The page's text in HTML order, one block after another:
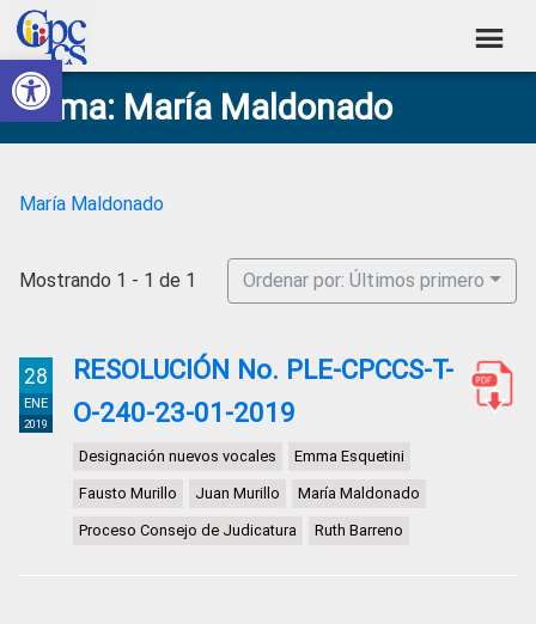
Abrir barra de herramientas
Skip
to
primary
navigation
Skip
to
main
content
Skip
to
primary
sidebar
Skip
to
footer
Consejo
de
Ciudadana
Control
Construyendo
Poder
Ciudadano
Tema: María Maldonado
María Maldonado
Mostrando 1 - 1 de 1 Ordenar por: Últimos primero
28
ENE
2019
RESOLUCIÓN No. PLE-CPCCS-T-
O-240-23-01-2019
Designación nuevos vocales Emma Esquetini
Fausto Murillo Juan Murillo María Maldonado
Proceso Consejo de Judicatura Ruth Barreno